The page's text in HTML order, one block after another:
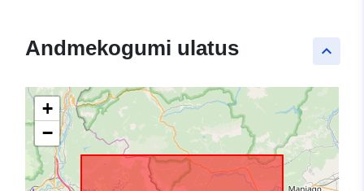
keyboard_arrow_up
Andmekogumi ulatus
+
−